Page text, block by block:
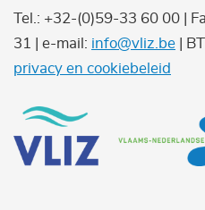
Tel.: +32-(0)59-33 60 00 |
31 | e-mail: info@vliz.be |
privacy en cookiebeleid